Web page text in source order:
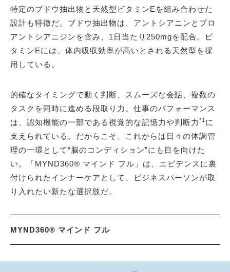
特定のブドウ抽出物と天然型ビタミンEを組み合わせた
設計も特徴だ。ブドウ抽出物は、アントシアニンとプロ
アントシアニジンを含み、1日当たり250mgを配合。ビ
タミンEには、体内吸収効率が高いとされる天然型を採
用している。
的確なタイミングで動く判断、スムーズな会話、複数の
タスクを同時に進める段取り力。仕事のパフォーマンス
は、認知機能の一部である視覚的な記憶力や判断力 *1 に
支えられている。だからこそ、これからは日々の体調管
理の一環として“脳のコンディション”にも目を向けた
い。「MYND360® マインド フル」は、エビデンスに裏
付けられたインナーケアとして、ビジネスパーソンが取
り入れたい新たな選択肢だ。
MYND360® マインド フル